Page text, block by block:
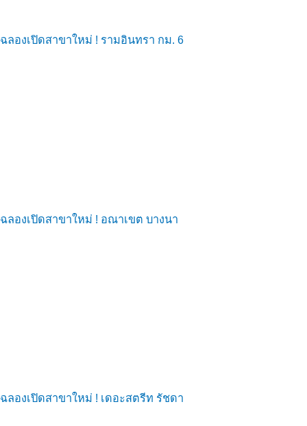
ฉลองเปิดสาขาใหม่ ! รามอินทรา กม. 6
ฉลองเปิดสาขาใหม่ ! อณาเขต บางนา
ฉลองเปิดสาขาใหม่ ! เดอะสตรีท รัชดา